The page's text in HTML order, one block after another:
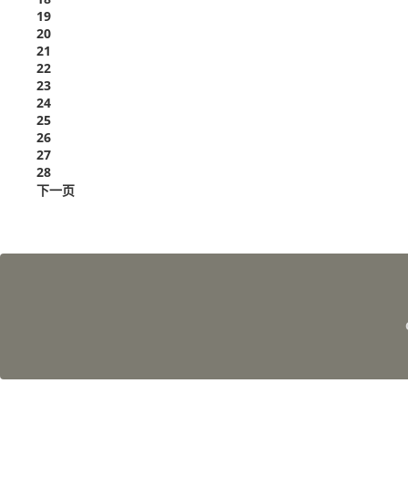
19
20
21
22
23
24
25
26
27
28
下一页